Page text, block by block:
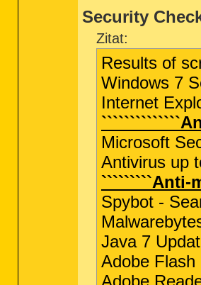
Security
Zitat:
Results of
Windows 7
Internet
Microsoft
Antivirus up
`````````Anti-
Spybot -
Java 7
Adobe Flash